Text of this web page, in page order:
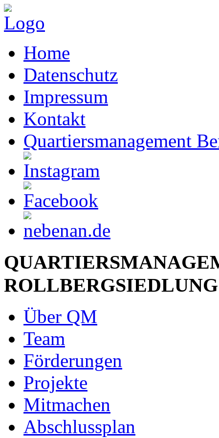
Home
Datenschutz
Impressum
Kontakt
Quartiersmanagement
ROLLBERGSIEDLUNG
Über QM
Team
Förderungen
Projekte
Mitmachen
Abschlussplan